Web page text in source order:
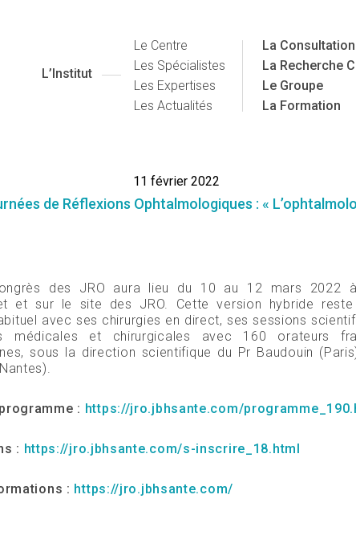
L’Institut
Le Centre
Les Spécialistes
Les Expertises
Les Actualités
La Consultation
La Recherche
Le Groupe
La Formation
11 février 2022
de Réflexions Ophtalmologiques : «
des JRO aura lieu du 10 au 12 mars 2022 à
et sur le site des JRO. Cette version hybride
avec ses chirurgies en direct, ses sessions
médicales et chirurgicales avec 160 orateurs
sous la direction scientifique du Pr Baudouin
: https://jro.jbhsante.com/
: https://jro.jbhsante.com/s-inscrire_18.html
: https://jro.jbhsante.com/